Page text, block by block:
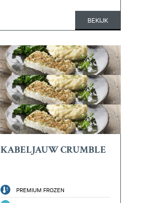
BEKIJK
KABELJAUW CRUMBLE
PREMIUM FROZEN